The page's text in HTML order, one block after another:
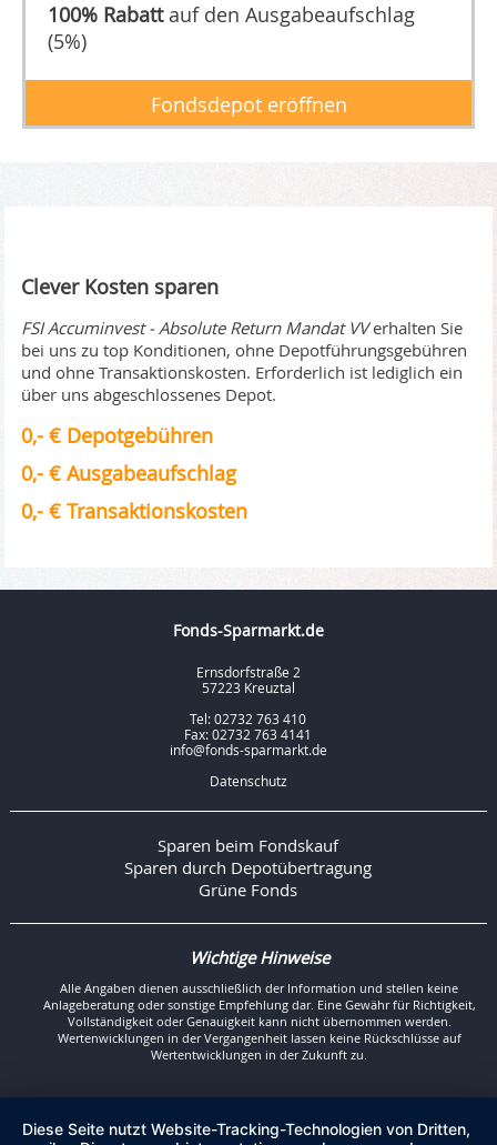
100% Rabattauf den Ausgabeaufschlag
(5%)
Fondsdepot eröffnen
Clever Kosten sparen
FSI Accuminvest - Absolute Return Mandat VVerhalten Sie
bei uns zu top Konditionen, ohne Depotführungsgebühren
und ohne Transaktionskosten. Erforderlich ist lediglich ein
über uns abgeschlossenes Depot.
0,- € Depotgebühren
0,- € Ausgabeaufschlag
0,- € Transaktionskosten
Fonds-Sparmarkt.de
Ernsdorfstraße 2
57223 Kreuztal
Tel: 02732 763 410
Fax: 02732 763 4141
info@fonds-sparmarkt.de
Datenschutz
Sparen beim Fondskauf
Sparen durch Depotübertragung
Grüne Fonds
Wichtige Hinweise
Alle Angaben dienen ausschließlich der Information und stellen keine
Anlageberatung oder sonstige Empfehlung dar. Eine Gewähr für Richtigkeit,
Vollständigkeit oder Genauigkeit kann nicht übernommen werden.
Wertenwicklungen in der Vergangenheit lassen keine Rückschlüsse auf
Wertentwicklungen in der Zukunft zu.
Diese Seite nutzt Website-Tracking-Technologien von Dritten,